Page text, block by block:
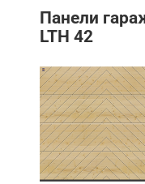
Панели
LTH 42